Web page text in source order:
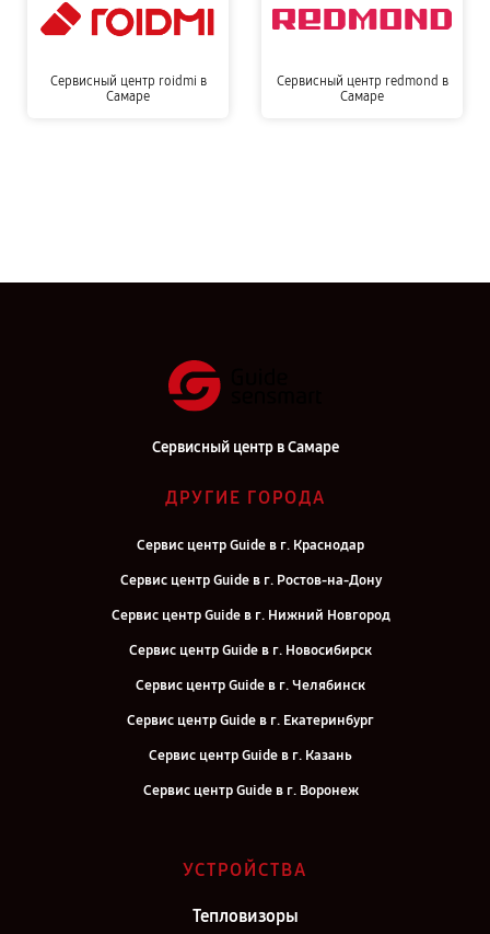
Сервисный центр roidmi в
Самаре
Сервисный центр redmond в
Самаре
Сервисный центр в Самаре
ДРУГИЕ ГОРОДА
Сервис центр Guide в г. Краснодар
Сервис центр Guide в г. Ростов-на-Дону
Сервис центр Guide в г. Нижний Новгород
Сервис центр Guide в г. Новосибирск
Сервис центр Guide в г. Челябинск
Сервис центр Guide в г. Екатеринбург
Сервис центр Guide в г. Казань
Сервис центр Guide в г. Воронеж
Сервис центр Guide в г. Киров
Сервис центр Guide в г. Санкт-Петербург
УСТРОЙСТВА
Тепловизоры